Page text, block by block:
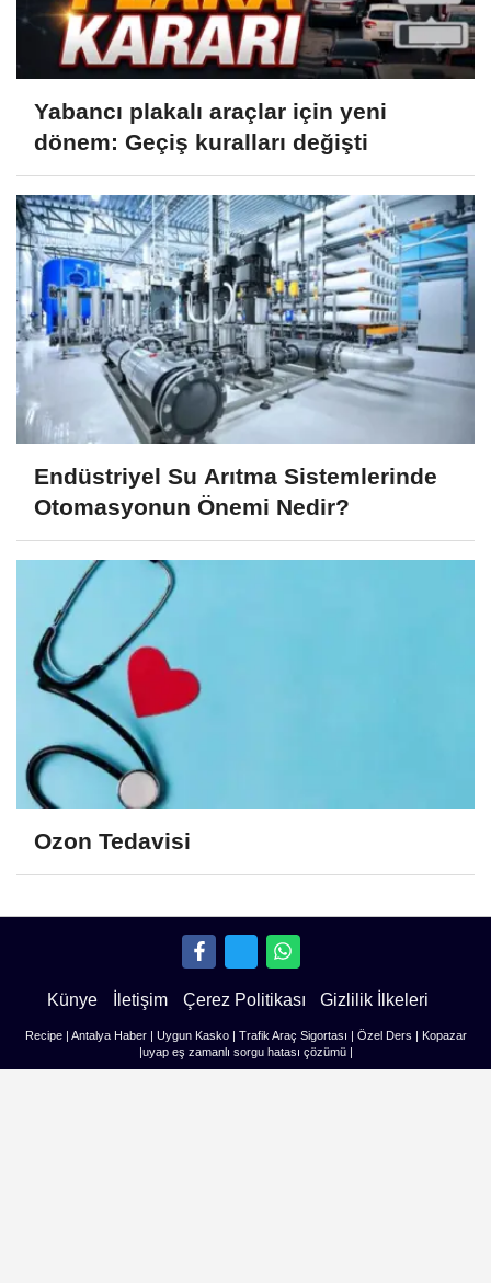
Yabancı plakalı araçlar için yeni
dönem: Geçiş kuralları değişti
Endüstriyel Su Arıtma Sistemlerinde
Otomasyonun Önemi Nedir?
Ozon Tedavisi
Künye İletişim Çerez Politikası Gizlilik İlkeleri
Recipe| Antalya Haber| Uygun Kasko| Trafik Araç Sigortası Özel Ders
Kopazar
uyap eş zamanlı sorgu hatası çözümü|